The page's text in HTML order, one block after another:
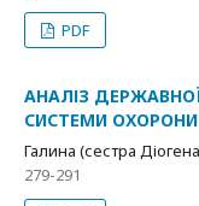
PDF
АНАЛІЗ
СИСТЕМИ
Галина (сестра
279-291